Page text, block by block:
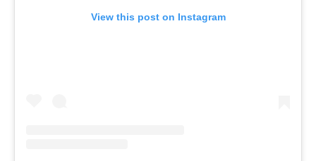
View this post on Instagram